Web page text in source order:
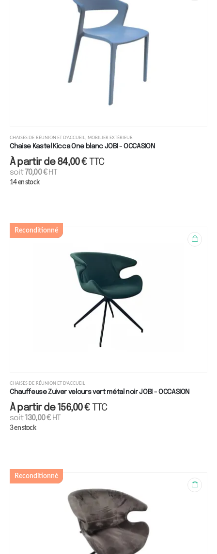
CHAISES DE RÉUNION ET D'ACCUEIL MOBILIER EXTÉRIEUR
Chaise Kastel Kicca One blanc JOBI - OCCASION
À partir de84,00€ TTC
soit70,00€HT
14 en stock
Reconditionné
CHAISES DE RÉUNION ET D'ACCUEIL
Chauffeuse Zuiver velours vert métal noir JOBI - OCCASION
À partir de156,00€ TTC
soit130,00€HT
3 en stock
Reconditionné